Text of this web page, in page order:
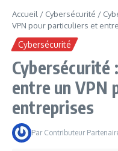
Accueil / Cybersécurité /
VPN pour particuliers et
Cybersécurité
Cybersécurité
entre un VPN
entreprises
Par Contributeur